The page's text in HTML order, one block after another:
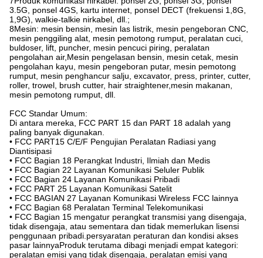
3.5G, ponsel 4GS, kartu internet, ponsel DECT (frekuensi 1,8G,
1,9G), walkie-talkie nirkabel, dll.;
8Mesin: mesin bensin, mesin las listrik, mesin pengeboran CNC,
mesin penggiling alat, mesin pemotong rumput, peralatan cuci,
buldoser, lift, puncher, mesin pencuci piring, peralatan
pengolahan air,Mesin pengelasan bensin, mesin cetak, mesin
pengolahan kayu, mesin pengeboran putar, mesin pemotong
rumput, mesin penghancur salju, excavator, press, printer, cutter,
roller, trowel, brush cutter, hair straightener,mesin makanan,
mesin pemotong rumput, dll.
FCC Standar Umum:
Di antara mereka, FCC PART 15 dan PART 18 adalah yang
paling banyak digunakan.
• FCC PART15 C/E/F Pengujian Peralatan Radiasi yang
Diantisipasi
• FCC Bagian 18 Perangkat Industri, Ilmiah dan Medis
• FCC Bagian 22 Layanan Komunikasi Seluler Publik
• FCC Bagian 24 Layanan Komunikasi Pribadi
• FCC PART 25 Layanan Komunikasi Satelit
• FCC BAGIAN 27 Layanan Komunikasi Wireless FCC lainnya
• FCC Bagian 68 Peralatan Terminal Telekomunikasi
• FCC Bagian 15 mengatur perangkat transmisi yang disengaja,
tidak disengaja, atau sementara dan tidak memerlukan lisensi
penggunaan pribadi.persyaratan peraturan dan kondisi akses
pasar lainnyaProduk terutama dibagi menjadi empat kategori:
peralatan emisi yang tidak disengaja, peralatan emisi yang